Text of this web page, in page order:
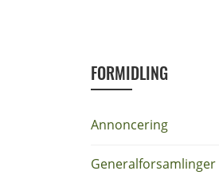
FORMIDLING
Annoncering
Generalforsamlinger